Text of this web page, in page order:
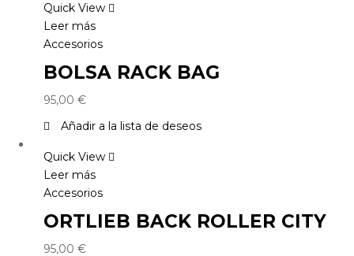
Quick View
Leer más
Accesorios
BOLSA RACK BAG
95,00 €
Añadir a la lista de deseos
Quick View
Leer más
Accesorios
ORTLIEB BACK ROLLER CITY
95,00 €